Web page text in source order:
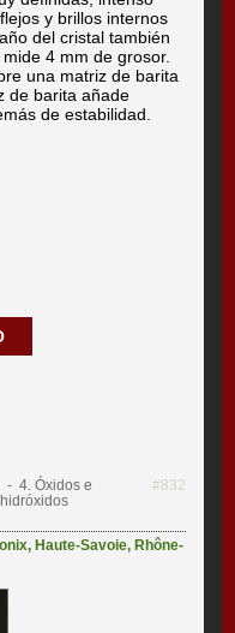
y brillos internos
del cristal también
4 mm de grosor.
una matriz de barita
de barita añade
de estabilidad.
- 4. Óxidos e
hidróxidos
#832
, Haute-Savoie, Rhône-